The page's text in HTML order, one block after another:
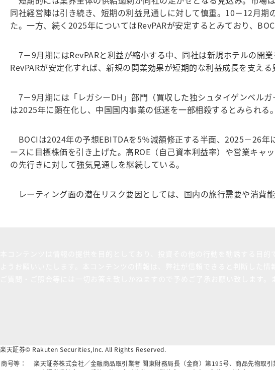
同社経営陣は引き続き、短期の利益見通しに対して慎重。10－12月
た。一方、続く2025年についてはRevPARが安定するとみており、
7－9月期にはRevPARと利益が縮小する中、同社は新規ホテルの開
RevPARが安定化すれば、新規の開業効果が短期的な利益成長を支える
7－9月期には「レガシーDH」部門（買収した独シュタイゲンベル
は2025年に顕在化し、中国国内事業の低迷を一部相殺するとみられる。
BOCIは2024年の予想EBITDAを5％減額修正する半面、2025－26年
ースに目標株価を引き上げた。高ROE（自己資本利益率）や営業キ
の先行きに対して強気見通しを継続している。
レーティング面の潜在リスク要因としては、国内の旅行需要や消費
楽天証券© Rakuten Securities,Inc. All Rights Reserved.
商号等：
楽天証券株式会社／金融商品取引業者 関東財務局長（金商）第195号、商品先物取引